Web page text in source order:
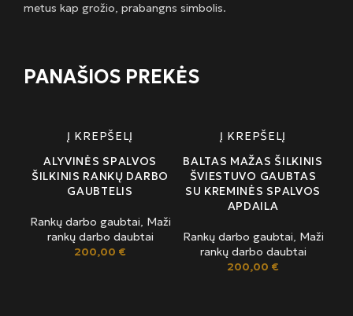
metus kap grožio, prabangns simbolis.
PANAŠIOS PREKĖS
Į KREPŠELĮ
ALYVINĖS SPALVOS
ŠILKINIS RANKŲ DARBO
GAUBTELIS
Rankų darbo gaubtai, Maži
rankų darbo daubtai
200,00 €
Į KREPŠELĮ
BALTAS MAŽAS ŠILKINIS
ŠVIESTUVO GAUBTAS
SU KREMINĖS SPALVOS
APDAILA
Rankų darbo gaubtai, Maži
rankų darbo daubtai
200,00 €